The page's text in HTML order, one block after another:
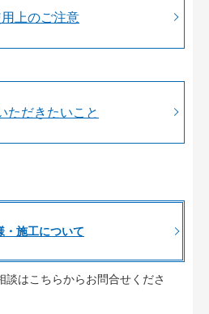
上のご注意
ただきたいこと
・施工について
談はこちらからお問合せくださ